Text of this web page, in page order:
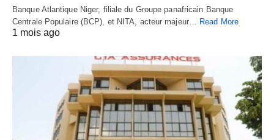
Banque Atlantique Niger, filiale du Groupe panafricain Banque
Centrale Populaire (BCP), et NITA, acteur majeur…
Read More
1 mois ago